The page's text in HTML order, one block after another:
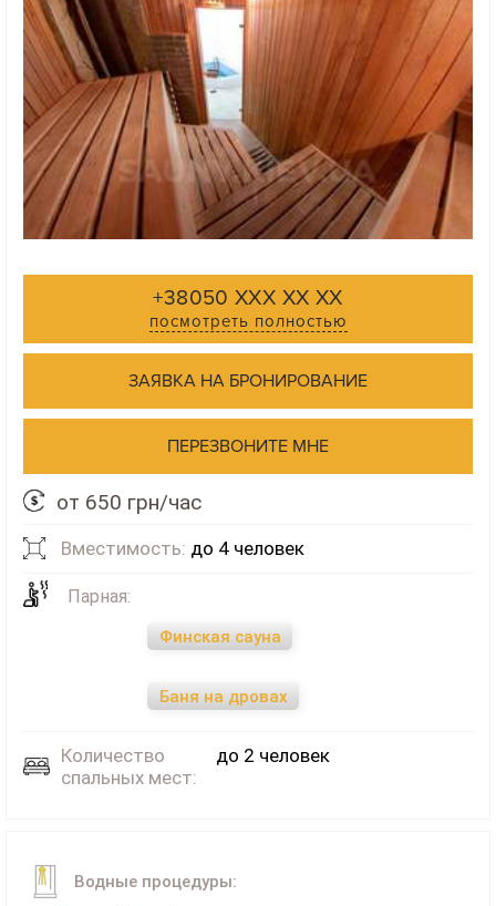
+38050 XXX XX XX
посмотреть полностью
ЗАЯВКА НА БРОНИРОВАНИЕ
ПЕРЕЗВОНИТЕ МНЕ
от 650 грн/час
Вместимость: до 4 человек
Парная:
Финская сауна
Баня на дровах
Количество
спальных мест:
до 2 человек
Водные процедуры: